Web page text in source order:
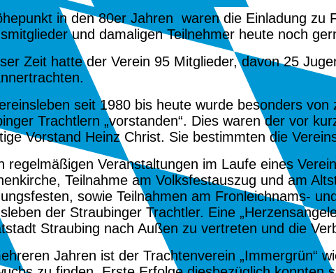
in den80er Jahren waren die Einladung zu
und damaligen Teilnehmer heute noch
Zeit hatte der Verein 95 Mitglieder, davon 25
seit 1980 bis heute wurde besonders
Trachtlern „vorstanden“. Dies waren der vor
Vorstand Heinz Christ. Sie bestimmten die
regelmäßigen Veranstaltungen im Laufe eines
Teilnahme am Volksfestauszug und am
sowie Teilnahmen am Fronleichnams-
der Straubinger Trachtler. Eine
Straubing nach Außen zu vertreten und die
Jahren ist der Trachtenverein „Immergrün“